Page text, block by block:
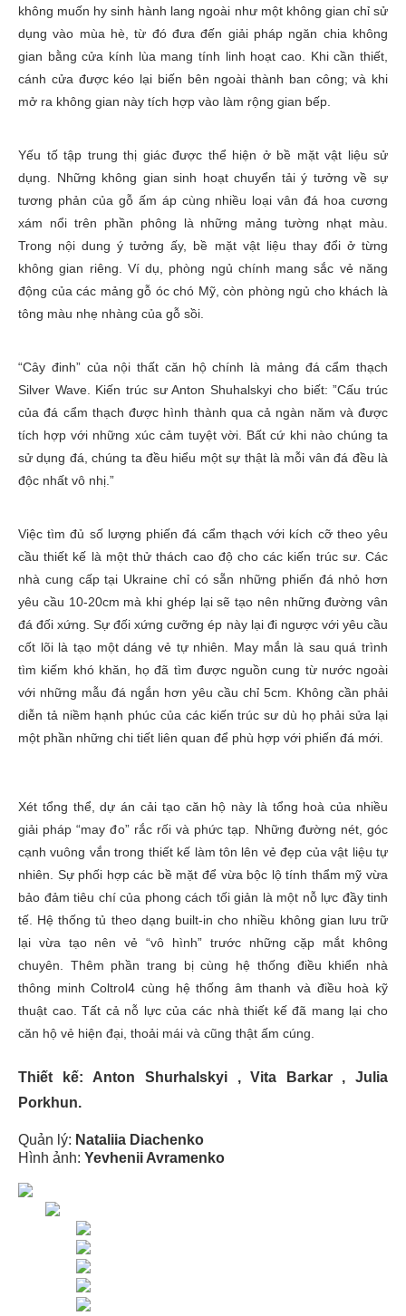
không muốn hy sinh hành lang ngoài như một không gian chỉ sử
dụng vào mùa hè, từ đó đưa đến giải pháp ngăn chia không
gian bằng cửa kính lùa mang tính linh hoạt cao. Khi cần thiết,
cánh cửa được kéo lại biến bên ngoài thành ban công; và khi
mở ra không gian này tích hợp vào làm rộng gian bếp.
Yếu tố tập trung thị giác được thể hiện ở bề mặt vật liệu sử
dụng. Những không gian sinh hoạt chuyển tải ý tưởng về sự
tương phản của gỗ ấm áp cùng nhiều loại vân đá hoa cương
xám nổi trên phần phông là những mảng tường nhạt màu.
Trong nội dung ý tưởng ấy, bề mặt vật liệu thay đổi ở từng
không gian riêng. Ví dụ, phòng ngủ chính mang sắc vẻ năng
động của các mảng gỗ óc chó Mỹ, còn phòng ngủ cho khách là
tông màu nhẹ nhàng của gỗ sồi.
“Cây đinh” của nội thất căn hộ chính là mảng đá cẩm thạch
Silver Wave. Kiến trúc sư Anton Shuhalskyi cho biết: ”Cấu trúc
của đá cẩm thạch được hình thành qua cả ngàn năm và được
tích hợp với những xúc cảm tuyệt vời. Bất cứ khi nào chúng ta
sử dụng đá, chúng ta đều hiểu một sự thật là mỗi vân đá đều là
độc nhất vô nhị.”
Việc tìm đủ số lượng phiến đá cẩm thạch với kích cỡ theo yêu
cầu thiết kế là một thử thách cao độ cho các kiến trúc sư. Các
nhà cung cấp tại Ukraine chỉ có sẵn những phiến đá nhỏ hơn
yêu cầu 10-20cm mà khi ghép lại sẽ tạo nên những đường vân
đá đối xứng. Sự đối xứng cưỡng ép này lại đi ngược với yêu cầu
cốt lõi là tạo một dáng vẻ tự nhiên. May mắn là sau quá trình
tìm kiếm khó khăn, họ đã tìm được nguồn cung từ nước ngoài
với những mẫu đá ngắn hơn yêu cầu chỉ 5cm. Không cần phải
diễn tả niềm hạnh phúc của các kiến trúc sư dù họ phải sửa lại
một phần những chi tiết liên quan để phù hợp với phiến đá mới.
Xét tổng thể, dự án cải tạo căn hộ này là tổng hoà của nhiều
giải pháp “may đo” rắc rối và phức tạp. Những đường nét, góc
cạnh vuông vắn trong thiết kế làm tôn lên vẻ đẹp của vật liệu tự
nhiên. Sự phối hợp các bề mặt để vừa bộc lộ tính thẩm mỹ vừa
bảo đảm tiêu chí của phong cách tối giản là một nỗ lực đầy tinh
tế. Hệ thống tủ theo dạng built-in cho nhiều không gian lưu trữ
lại vừa tạo nên vẻ “vô hình” trước những cặp mắt không
chuyên. Thêm phần trang bị cùng hệ thống điều khiển nhà
thông minh Coltrol4 cùng hệ thống âm thanh và điều hoà kỹ
thuật cao. Tất cả nỗ lực của các nhà thiết kế đã mang lại cho
căn hộ vẻ hiện đại, thoải mái và cũng thật ấm cúng.
Thiết kế: Anton Shurhalskyi , Vita Barkar , Julia
Porkhun.
Quản lý: Nataliia Diachenko
Hình ảnh: Yevhenii Avramenko